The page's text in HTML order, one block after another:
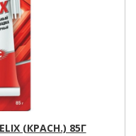
(КРАСН.) 85Г